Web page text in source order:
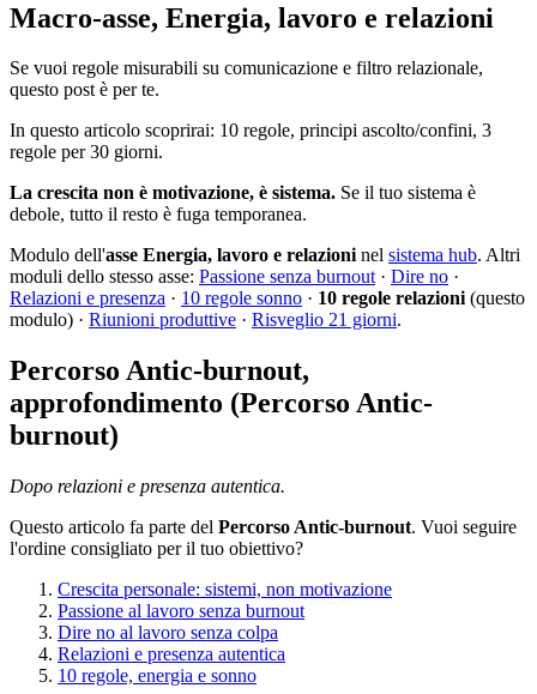
Macro-asse, Energia, lavoro e relazioni
Se vuoi regole misurabili su comunicazione e filtro relazionale,
questo post è per te.
In questo articolo scoprirai: 10 regole, principi ascolto/confini, 3
regole per 30 giorni.
La crescita non è motivazione, è sistema. Se il tuo sistema è
debole, tutto il resto è fuga temporanea.
Modulo dell'asse Energia, lavoro e relazioninel sistema hub. Altri
moduli dello stesso asse: Passione senza burnout· Dire no ·
Relazioni e presenza · 10 regole sonno · 10 regole relazioni(questo
modulo) · Riunioni produttive · Risveglio 21 giorni.
Percorso Antic-burnout,
approfondimento (Percorso Antic-
burnout)
Dopo relazioni e presenza autentica.
Questo articolo fa parte del Percorso Antic-burnout. Vuoi seguire
l'ordine consigliato per il tuo obiettivo?
Crescita personale: sistemi, non motivazione
Passione al lavoro senza burnout
Dire no al lavoro senza colpa
Relazioni e presenza autentica
10 regole, energia e sonno